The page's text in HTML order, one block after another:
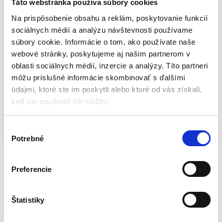
Táto webstránka používa súbory cookies
Na prispôsobenie obsahu a reklám, poskytovanie funkcií
sociálnych médií a analýzu návštevnosti používame
súbory cookie. Informácie o tom, ako používate naše
webové stránky, poskytujeme aj našim partnerom v
oblasti sociálnych médií, inzercie a analýzy. Títo partneri
môžu príslušné informácie skombinovať s ďalšími
údajmi, ktoré ste im poskytli alebo ktoré od vás získali,
keď ste používali ich služby.
Potrebné
Preferencie
Štatistiky
Svetelné režimy: 13 + vypnuté
Vodeodolná tkanina: áno
Materiál: guma
Dĺžka napájacieho kábla: 1,8 m
Rozmery: 80 / 30cm
Hmotnosť: 0,673 kg
Katalógové číslo:M16319/BCX6446